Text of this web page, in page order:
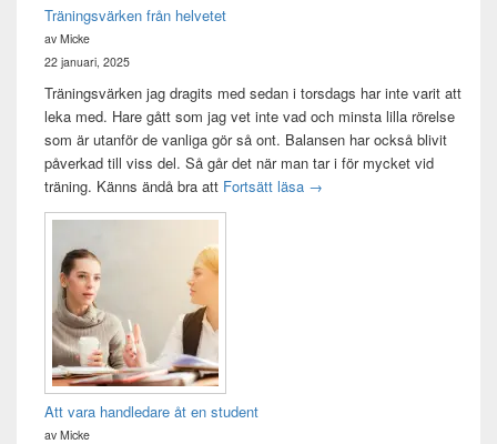
Träningsvärken från helvetet
av Micke
22 januari, 2025
Träningsvärken jag dragits med sedan i torsdags har inte varit att
leka med. Hare gått som jag vet inte vad och minsta lilla rörelse
som är utanför de vanliga gör så ont. Balansen har också blivit
påverkad till viss del. Så går det när man tar i för mycket vid
träning. Känns ändå bra att Fortsätt läsa Träningsvärken från helvetet
→
Att vara handledare åt en student
av Micke